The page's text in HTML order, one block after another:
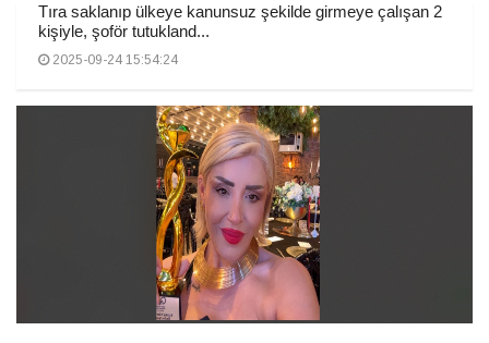
Tıra saklanıp ülkeye kanunsuz şekilde girmeye çalışan 2
kişiyle, şoför tutukland...
2025-09-24 15:54:24